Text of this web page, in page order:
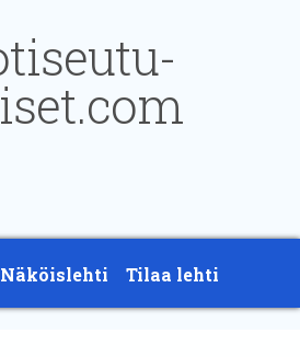
Näköislehti Tilaa lehti